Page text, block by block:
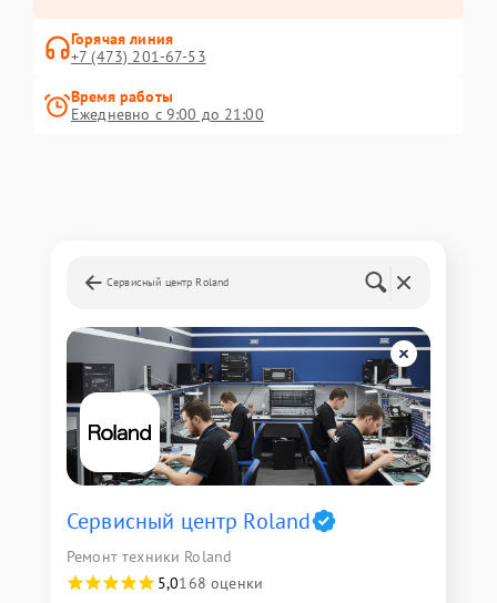
Горячая линия
+7 (473) 201-67-53
Время работы
Ежедневно с 9:00 до 21:00
Сервисный центр Roland
Сервисный центр Roland
Ремонт техники Roland
5,0168 оценки